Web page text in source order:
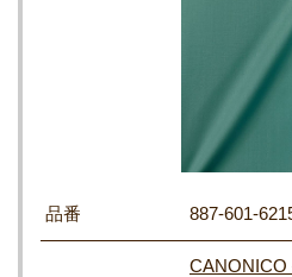
品番 887-601-
CANONICO